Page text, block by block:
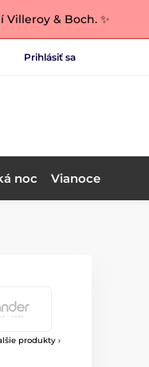
& Boch. ✨
Prihlásiť sa
noc Vianoce
produkty ›